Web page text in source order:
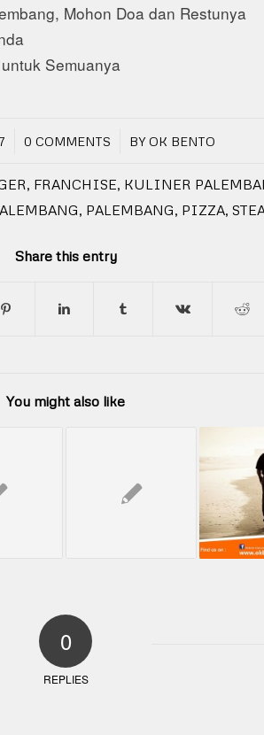
Mohon Doa dan Restunya
Semuanya
0 COMMENTS
/ BY OK BENTO
, FRANCHISE, KULINER
, PALEMBANG, PIZZA,
Share this entry
You might also like
0
REPLIES